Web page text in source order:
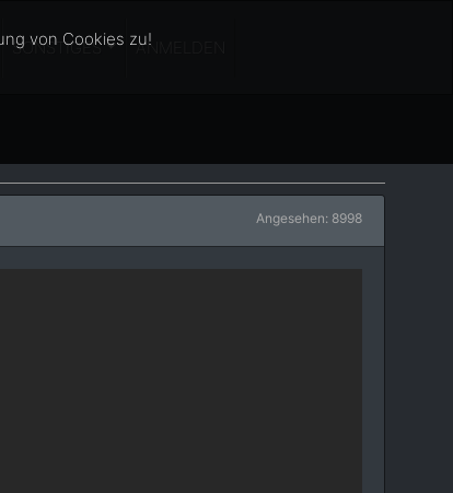
SONSTIGES ANMELDEN
Angesehen: 8998
von Cookies zu!